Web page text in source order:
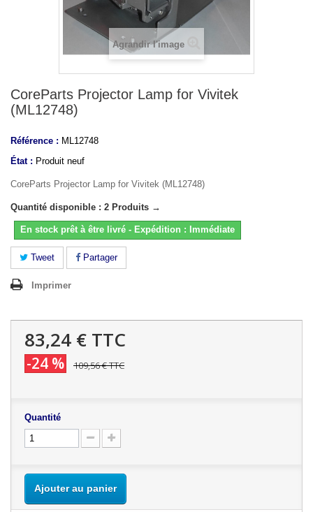
Agrandir l'image
CoreParts Projector Lamp for Vivitek
(ML12748)
Référence : ML12748
État : Produit neuf
CoreParts Projector Lamp for Vivitek (ML12748)
Quantité disponible : 2 Produits →
En stock prêt à être livré - Expédition : Immédiate
Tweet Partager
Imprimer
83,24 € TTC
-24 % 109,56 €TTC
Quantité
Ajouter au panier